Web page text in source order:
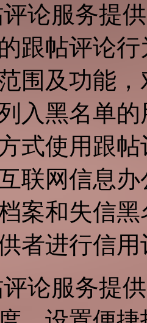
论服务提
跟帖评论
围及功能
入黑名单
式使用跟
联网信息
案和失信
者进行信用
论服务提